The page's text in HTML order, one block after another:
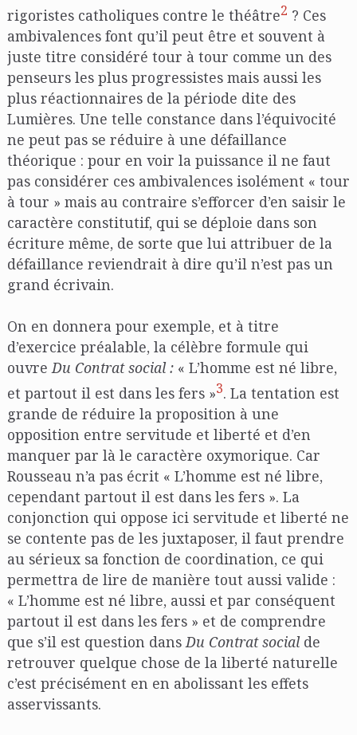
rigoristes catholiques contre le théâtre2 ? Ces
ambivalences font qu’il peut être et souvent à
juste titre considéré tour à tour comme un des
penseurs les plus progressistes mais aussi les
plus réactionnaires de la période dite des
Lumières. Une telle constance dans l’équivocité
ne peut pas se réduire à une défaillance
théorique : pour en voir la puissance il ne faut
pas considérer ces ambivalences isolément « tour
à tour » mais au contraire s’efforcer d’en saisir le
caractère constitutif, qui se déploie dans son
écriture même, de sorte que lui attribuer de la
défaillance reviendrait à dire qu’il n’est pas un
grand écrivain.
On en donnera pour exemple, et à titre
d’exercice préalable, la célèbre formule qui
ouvreDu Contrat social :« L’homme est né libre,
et partout il est dans les fers »3. La tentation est
grande de réduire la proposition à une
opposition entre servitude et liberté et d’en
manquer par là le caractère oxymorique. Car
Rousseau n’a pas écrit « L’homme est né libre,
cependant partout il est dans les fers ». La
conjonction qui oppose ici servitude et liberté ne
se contente pas de les juxtaposer, il faut prendre
au sérieux sa fonction de coordination, ce qui
permettra de lire de manière tout aussi valide :
« L’homme est né libre, aussi et par conséquent
partout il est dans les fers » et de comprendre
que s’il est question dans Du Contrat socialde
retrouver quelque chose de la liberté naturelle
c’est précisément en en abolissant les effets
asservissants.